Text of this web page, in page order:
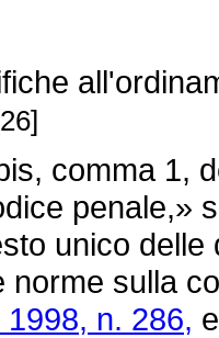
comma 1,
penale,»
unico
norme sulla
n. 286,